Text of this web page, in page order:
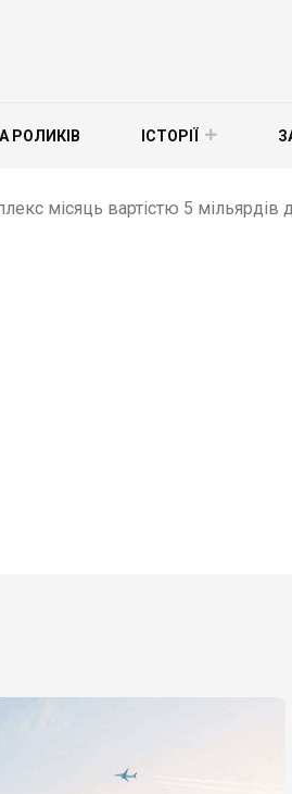
РОЛИКІВ ІСТОРІЇ
місяць вартістю 5 мільярдів